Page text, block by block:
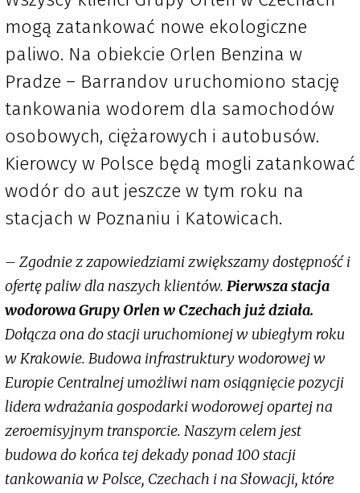
mogą zatankować nowe ekologiczne
paliwo. Na obiekcie Orlen Benzina w
Pradze – Barrandov uruchomiono stację
tankowania wodorem dla samochodów
osobowych, ciężarowych i autobusów.
Kierowcy w Polsce będą mogli zatankować
wodór do aut jeszcze w tym roku na
stacjach w Poznaniu i Katowicach.
– Zgodnie z zapowiedziami zwiększamy dostępność i
ofertę paliw dla naszych klientów. Pierwsza stacja
wodorowa Grupy Orlen w Czechach już działa.
Dołącza ona do stacji uruchomionej w ubiegłym roku
w Krakowie. Budowa infrastruktury wodorowej w
Europie Centralnej umożliwi nam osiągnięcie pozycji
lidera wdrażania gospodarki wodorowej opartej na
zeroemisyjnym transporcie. Naszym celem jest
budowa do końca tej dekady ponad 100 stacji
tankowania w Polsce, Czechach i na Słowacji, które